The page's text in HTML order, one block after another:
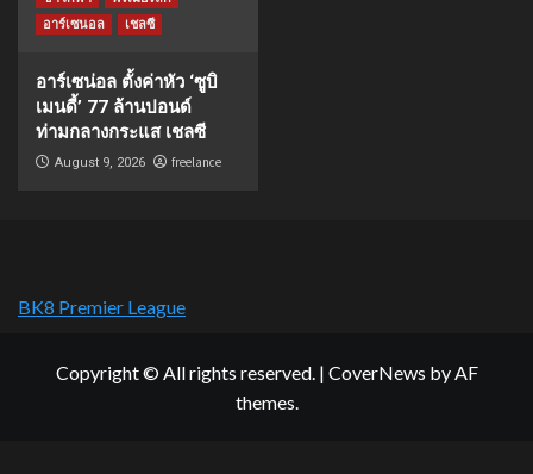
อาร์เซนอล
เชลซี
อาร์เซน่อล ตั้งค่าหัว ‘ซูบิ
เมนดี้’ 77 ล้านปอนด์
ท่ามกลางกระแส เชลซี
August 9, 2026 freelance
BK8 Premier League
Copyright © All rights reserved. | CoverNews by AF
themes.